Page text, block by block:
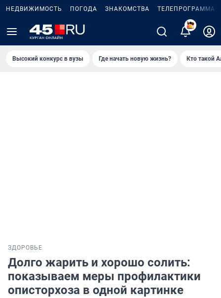
НЕДВИЖИМОСТЬ ПОГОДА ЗНАКОМСТВА ТЕЛЕПРОГРАММА
2
Высокий конкурс в вузы Где начать новую жизнь? Кто такой
ЗДОРОВЬЕ
Долго жарить и хорошо солить:
показываем меры профилактики
описторхоза в одной картинке